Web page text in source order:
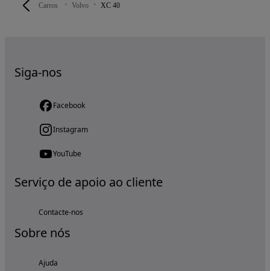
Carros Volvo XC 40
Siga-nos
Facebook
Instagram
YouTube
Serviço de apoio ao cliente
Contacte-nos
Sobre nós
Ajuda